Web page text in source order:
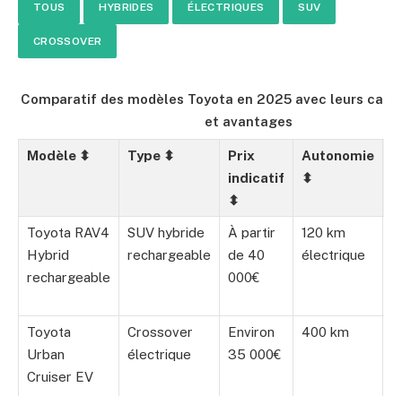
TOUS HYBRIDES ÉLECTRIQUES SUV
CROSSOVER
Comparatif des modèles Toyota en 2025 avec leurs
et avantages
Modèle ⬍ Type ⬍
Prix
indicatif
⬍
Autonomie
⬍
Toyota RAV4
Hybrid
rechargeable
SUV hybride
rechargeable
À partir
de 40
000€
120 km
électrique
Toyota
Urban
Cruiser EV
Crossover
électrique
Environ
35 000€
400 km